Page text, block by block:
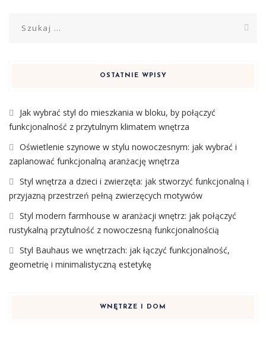
OSTATNIE WPISY
Jak wybrać styl do mieszkania w bloku, by połączyć
funkcjonalność z przytulnym klimatem wnętrza
Oświetlenie szynowe w stylu nowoczesnym: jak wybrać i
zaplanować funkcjonalną aranżację wnętrza
Styl wnętrza a dzieci i zwierzęta: jak stworzyć funkcjonalną i
przyjazną przestrzeń pełną zwierzęcych motywów
Styl modern farmhouse w aranżacji wnętrz: jak połączyć
rustykalną przytulność z nowoczesną funkcjonalnością
Styl Bauhaus we wnętrzach: jak łączyć funkcjonalność,
geometrię i minimalistyczną estetykę
WNĘTRZE I DOM